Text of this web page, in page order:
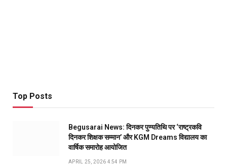
Top Posts
Begusarai News: दिनकर पुण्यतिथि पर ‘राष्ट्रकवि
दिनकर शिक्षक सम्मान’ और KGM Dreams विद्यालय का
वार्षिक समारोह आयोजित
APRIL 25, 2026 4:54 PM